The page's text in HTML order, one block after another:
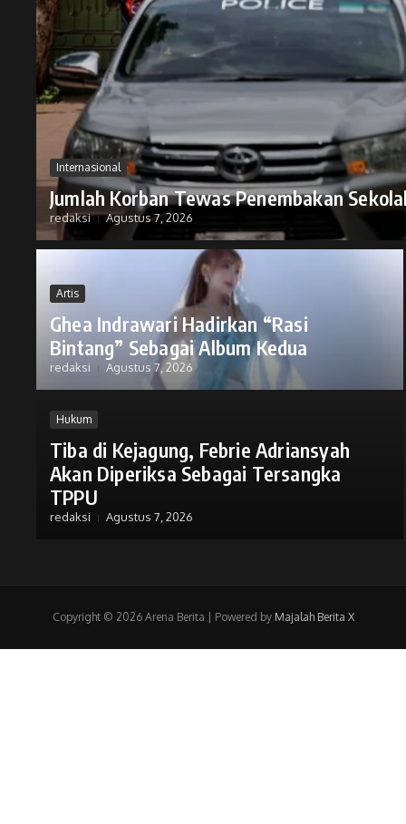
Internasional
Jumlah Korban Tewas Penembakan
redaksi Agustus 7, 2026
Artis
Ghea Indrawari Hadirkan “Rasi
Bintang” Sebagai Album Kedua
redaksi Agustus 7, 2026
Hukum
Tiba di Kejagung, Febrie Adriansyah
Akan Diperiksa Sebagai Tersangka
TPPU
redaksi Agustus 7, 2026
Copyright © 2026 Arena Berita | Powered by Majalah Berita X